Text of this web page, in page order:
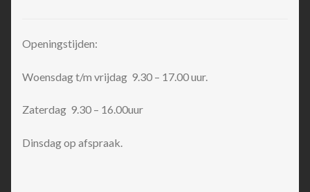
Openingstijden:
Woensdag t/m vrijdag 9.30 – 17.00 uur.
Zaterdag 9.30 – 16.00uur
Dinsdag op afspraak.